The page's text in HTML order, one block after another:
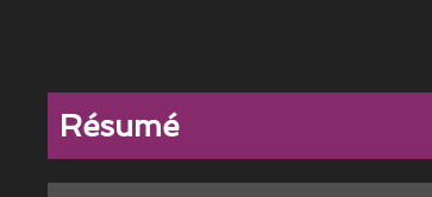
Résumé